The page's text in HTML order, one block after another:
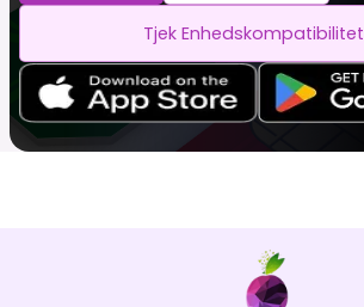
Tjek Enhedskompatibilitet